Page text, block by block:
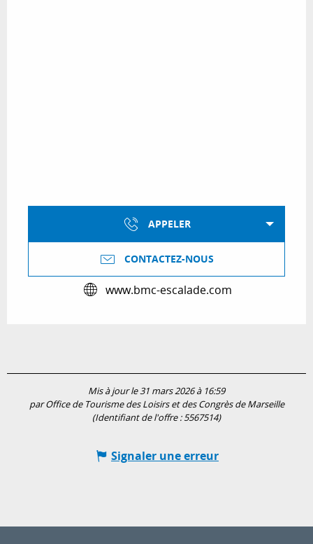
APPELER
CONTACTEZ-NOUS
www.bmc-escalade.com
Mis à jour le 31 mars 2026 à 16:59
par Office de Tourisme des Loisirs et des Congrès de Marseille
(Identifiant de l'offre :5567514)
Signaler une erreur